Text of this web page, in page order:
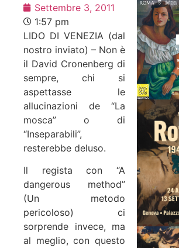
Settembre 3, 2011
1:57 pm
LIDO DI VENEZIA (dal
nostro inviato) – Non è
il David Cronenberg di
sempre, chi si
aspettasse le
allucinazioni de “La
mosca” o di
“Inseparabili”,
resterebbe deluso.
Il regista con “A
dangerous method”
(Un metodo
pericoloso) ci
sorprende invece, ma
al meglio, con questo